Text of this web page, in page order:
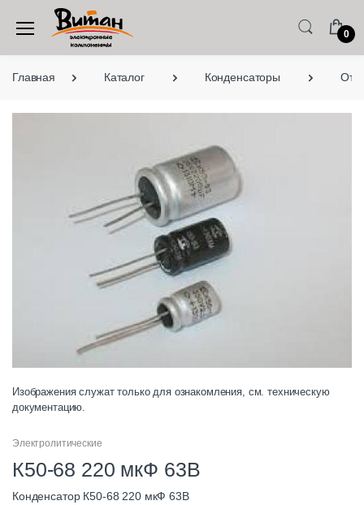
0
Главная Каталог Конденсаторы
Изображения служат только для ознакомления, см. техническую
документацию.
Электролитические
К50-68 220 мкФ 63В
Конденсатор К50-68 220 мкФ 63В